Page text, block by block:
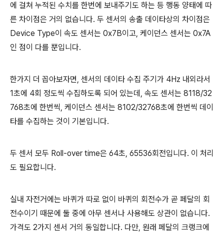
에 걸쳐 누적된 수치를 한번에 보내주기도 하는 등 행동 양태에 따
른 차이점은 거의 없습니다. 두 센서의 송출 데이타상의 차이점은
Device Type이 속도 센서는 0x7B이고, 케이던스 센서는 0x7A
인 점이 다를 뿐입니다.
한가지 더 꼽아보자면, 센서의 데이타 수집 주기가 4Hz 내외라서
1초에 4회 정도씩 수집하도록 되어 있는데, 속도 센서는 8118/32
768초에 한번씩, 케이던스 센서는 8102/32768초에 한번씩 데이
타를 수집하는 것이 기본입니다.
두 센서 모두 Roll-over time은 64초, 65536회전입니다. 이 처리
도 필요합니다.
실내 자전거에는 바퀴가 따로 없이 바퀴의 회전수가 곧 페달의 회
전수이기 때문에 둘 중에 아무 센서나 사용해도 상관이 없습니다.
가격도 2가지 센서 거의 동일합니다. 다만, 원래 페달의 크랭크에